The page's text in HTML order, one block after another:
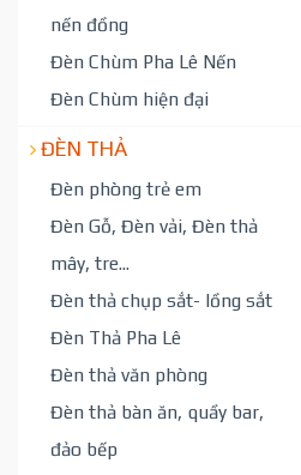
nến đồng
Đèn Chùm Pha Lê Nến
Đèn Chùm hiện đại
ĐÈN THẢ
Đèn phòng trẻ em
Đèn Gỗ, Đèn vải, Đèn thả
mây, tre...
Đèn thả chụp sắt- lồng sắt
Đèn Thả Pha Lê
Đèn thả văn phòng
Đèn thả bàn ăn, quầy bar,
đảo bếp